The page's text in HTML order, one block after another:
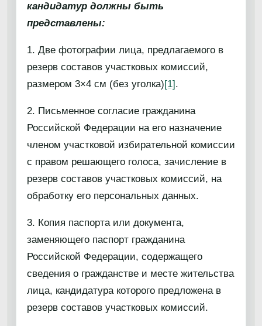
кандидатур должны быть
представлены:
1. Две фотографии лица, предлагаемого в
резерв составов участковых комиссий,
размером 3×4 см (без уголка)[1].
2. Письменное согласие гражданина
Российской Федерации на его назначение
членом участковой избирательной комиссии
с правом решающего голоса, зачисление в
резерв составов участковых комиссий, на
обработку его персональных данных.
3. Копия паспорта или документа,
заменяющего паспорт гражданина
Российской Федерации, содержащего
сведения о гражданстве и месте жительства
лица, кандидатура которого предложена в
резерв составов участковых комиссий.